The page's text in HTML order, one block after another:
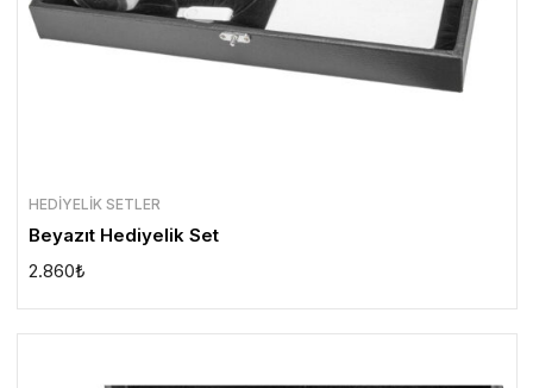
HEDIYELIK SETLER
Beyazıt Hediyelik Set
2.860₺